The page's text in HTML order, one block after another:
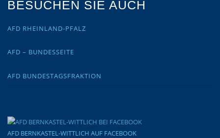
BESUCHEN SIE AUCH
AFD RHEINLAND-PFALZ
AFD – BUNDESSEITE
AFD BUNDESTAGSFRAKTION
AFD BERNKASTEL-WITTLICH AUF FACEBOOK